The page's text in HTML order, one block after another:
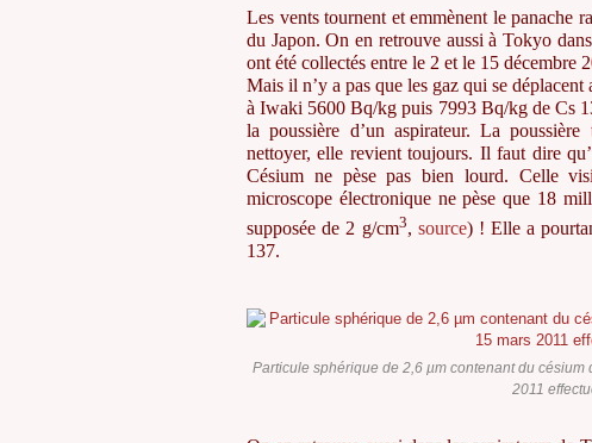
Les vents tournent et emmènent le panache
du Japon. On en retrouve aussi à Tokyo
ont été collectés entre le 2 et le 15 décembre
Mais il n’y a pas que les gaz qui se
à Iwaki 5600 Bq/kg puis 7993 Bq/kg de Cs
la poussière d’un aspirateur. La
nettoyer, elle revient toujours. Il faut dire
Césium ne pèse pas bien lourd. Celle
microscope électronique ne pèse que 18
supposée de 2 g/cm3, source) ! Elle a
137.
Particule sphérique de 2,6 µm contenant du
2011